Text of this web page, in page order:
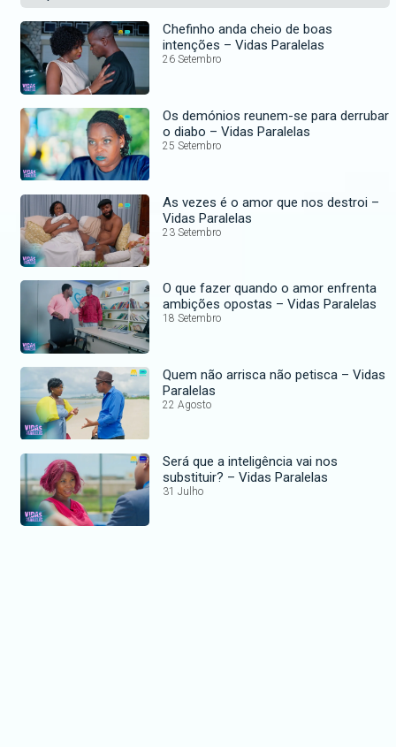
Chefinho anda cheio de boas
intenções – Vidas Paralelas
26 Setembro
Os demónios reunem-se para derrubar
o diabo – Vidas Paralelas
25 Setembro
As vezes é o amor que nos destroi –
Vidas Paralelas
23 Setembro
O que fazer quando o amor enfrenta
ambições opostas – Vidas Paralelas
18 Setembro
Quem não arrisca não petisca – Vidas
Paralelas
22 Agosto
Será que a inteligência vai nos
substituir? – Vidas Paralelas
31 Julho